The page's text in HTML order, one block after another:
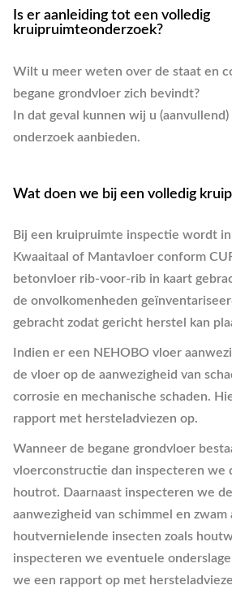
Is er aanleiding tot een volledig
kruipruimteonderzoek?
Wilt u meer weten over de staat en
begane grondvloer zich bevindt?
In dat geval kunnen wij u
onderzoek aanbieden.
Wat doen we bij een volledig
Bij een kruipruimte inspectie wordt
Kwaaitaal of Mantavloer conform
betonvloer rib-voor-rib in kaart
de onvolkomenheden
gebracht zodat gericht herstel kan
Indien er een NEHOBO vloer
de vloer op de aanwezigheid van
corrosie en mechanische schaden.
rapport met hersteladviezen op.
Wanneer de begane grondvloer
vloerconstructie dan inspecteren we
houtrot. Daarnaast inspecteren we
aanwezigheid van schimmel en zwam
houtvernielende insecten zoals
inspecteren we eventuele
we een rapport op met